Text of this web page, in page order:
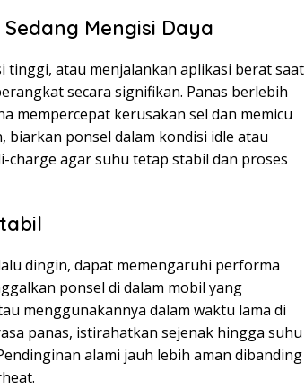
Mengisi Daya
atau menjalankan aplikasi berat saat
secara signifikan. Panas berlebih
mempercepat kerusakan sel dan memicu
biarkan ponsel dalam kondisi idle atau
agar suhu tetap stabil dan proses
dingin, dapat memengaruhi performa
ponsel di dalam mobil yang
menggunakannya dalam waktu lama di
panas, istirahatkan sejenak hingga suhu
alami jauh lebih aman dibanding